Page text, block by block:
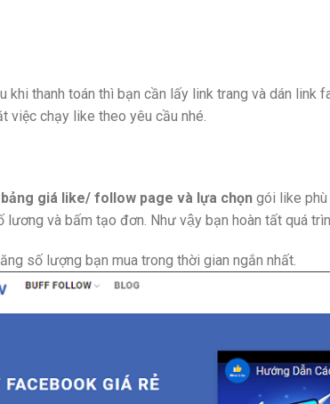
khi thanh toán thì bạn cần lấy link trang và dán link
việc chạy like theo yêu cầu nhé.
bảng giá like/ follow page và lựa chọn gói like phù
và bấm tạo đơn. Như vậy bạn hoàn tất quá
số lượng bạn mua trong thời gian ngắn nhất.